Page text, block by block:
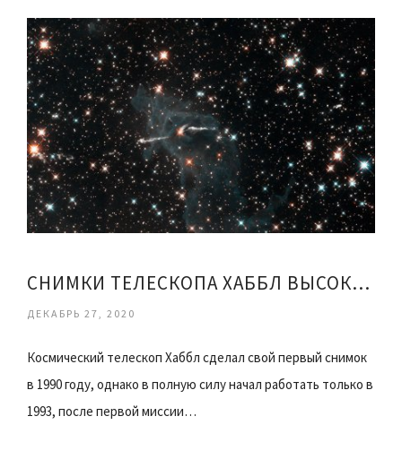
СНИМКИ ТЕЛЕСКОПА ХАББЛ ВЫСОКОМ РАЗРЕШЕНИИ
ДЕКАБРЬ 27, 2020
Космический телескоп Хаббл сделал свой первый снимок
в 1990 году, однако в полную силу начал работать только в
1993, после первой миссии…